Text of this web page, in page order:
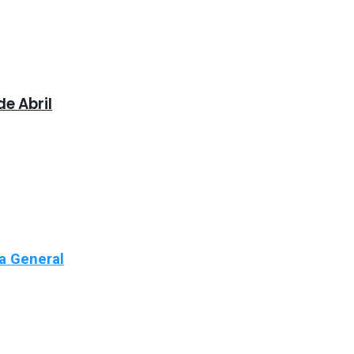
Abril
General